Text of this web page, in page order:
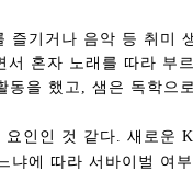
즐기거나 음악 등 취미
서 혼자 노래를 따라 부
동을 했고, 샘은 독학으
요인인 것 같다. 새로운
냐에 따라 서바이벌 여